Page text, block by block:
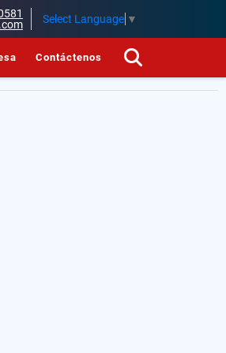
Select Language ▼
Contáctenos